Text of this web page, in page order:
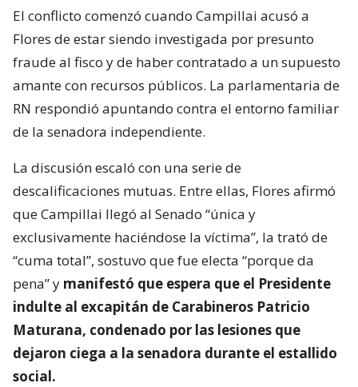
El conflicto comenzó cuando Campillai acusó a
Flores de estar siendo investigada por presunto
fraude al fisco y de haber contratado a un supuesto
amante con recursos públicos. La parlamentaria de
RN respondió apuntando contra el entorno familiar
de la senadora independiente.
La discusión escaló con una serie de
descalificaciones mutuas. Entre ellas, Flores afirmó
que Campillai llegó al Senado “única y
exclusivamente haciéndose la víctima”, la trató de
“cuma total”, sostuvo que fue electa “porque da
pena” y manifestó que espera que el Presidente
indulte al excapitán de Carabineros Patricio
Maturana, condenado por las lesiones que
dejaron ciega a la senadora durante el estallido
social.